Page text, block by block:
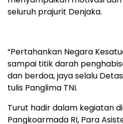
seluruh prajurit Denjaka.
“Pertahankan Negara
sampai titik darah
dan berdoa, jaya selalu
tulis Panglima TNI.
Turut hadir dalam kegiatan
Pangkoarmada RI, Para